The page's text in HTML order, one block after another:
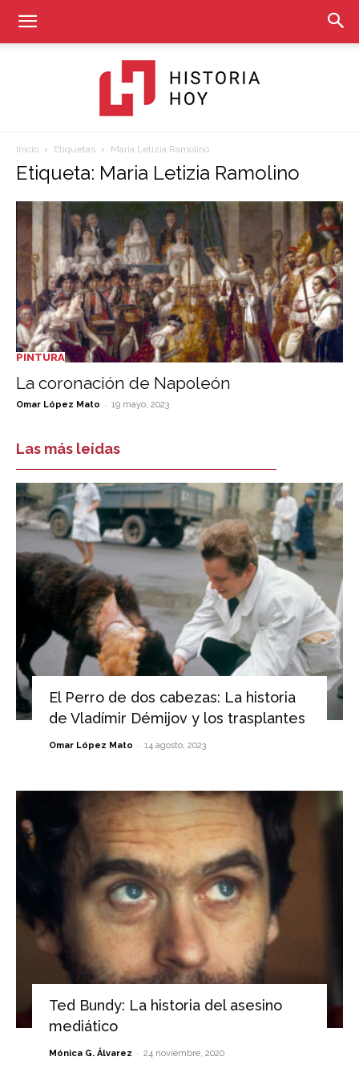
Historia
Hoy
Inicio Etiquetas Maria Letizia Ramolino
Etiqueta: Maria Letizia Ramolino
PINTURA
La coronación de Napoleón
Omar López Mato - 19 mayo, 2023
Las más leídas
El Perro de dos cabezas: La historia
de Vladímir Démijov y los trasplantes
Omar López Mato - 14 agosto, 2023
Ted Bundy: La historia del asesino
mediático
Mónica G. Álvarez - 24 noviembre, 2020